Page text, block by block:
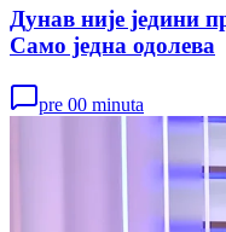
Дунав није једини
Само једна одолева
pre 00 minuta